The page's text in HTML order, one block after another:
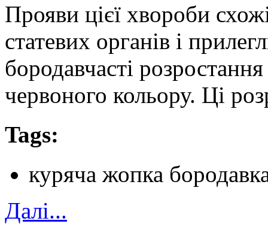
Прояви цієї хвороби
статевих органів і
бородавчасті
червоного кольору. Ці
Tags:
куряча жопка
Далi...